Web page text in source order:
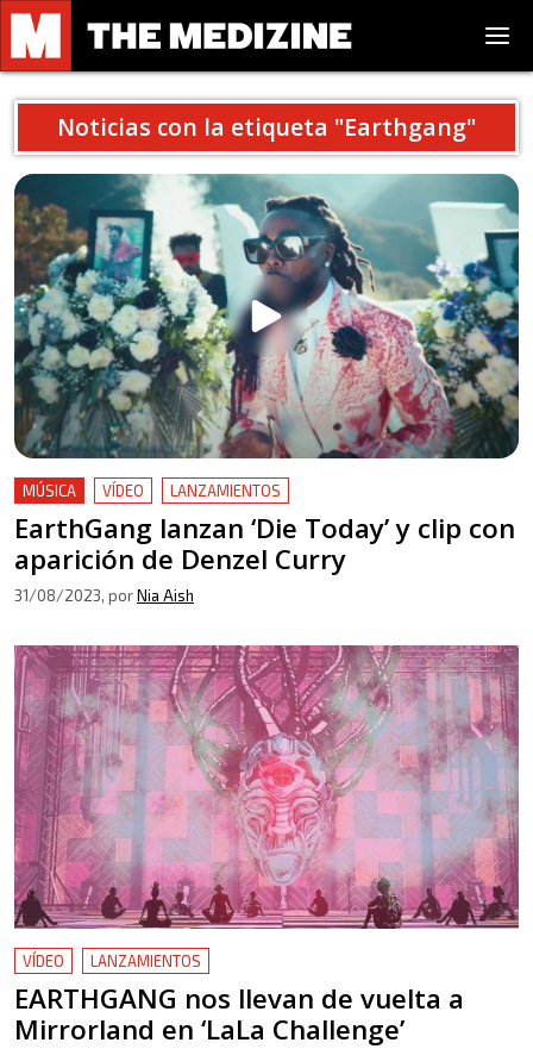
Noticias con la etiqueta "Earthgang"
MÚSICA VÍDEO LANZAMIENTOS
EarthGang lanzan ‘Die Today’ y clip con
aparición de Denzel Curry
31/08/2023, porNia Aish
VÍDEO LANZAMIENTOS
EARTHGANG nos llevan de vuelta a
Mirrorland en ‘LaLa Challenge’